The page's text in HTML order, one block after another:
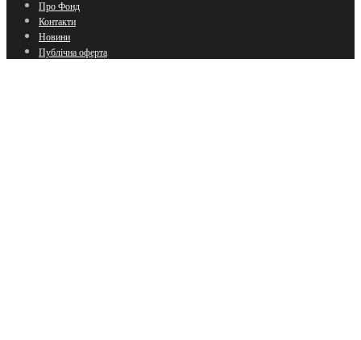
Про Фонд
Контакти
Новини
Публічна оферта